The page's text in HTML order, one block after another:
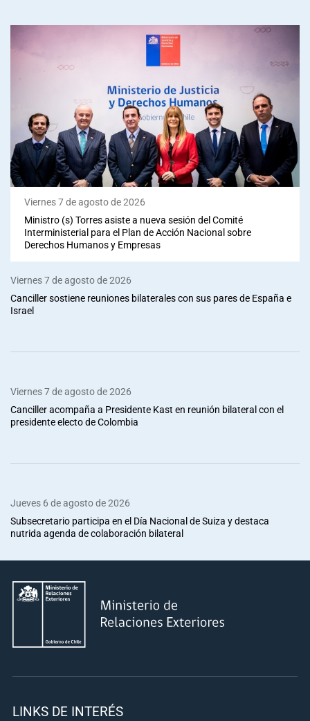
Viernes 7 de agosto de 2026
Ministro (s) Torres asiste a nueva sesión del Comité
Interministerial para el Plan de Acción Nacional sobre
Derechos Humanos y Empresas
Viernes 7 de agosto de 2026
Canciller sostiene reuniones bilaterales con sus pares de España e
Israel
Viernes 7 de agosto de 2026
Canciller acompaña a Presidente Kast en reunión bilateral con el
presidente electo de Colombia
Jueves 6 de agosto de 2026
Subsecretario participa en el Día Nacional de Suiza y destaca
nutrida agenda de colaboración bilateral
LINKS DE INTERÉS